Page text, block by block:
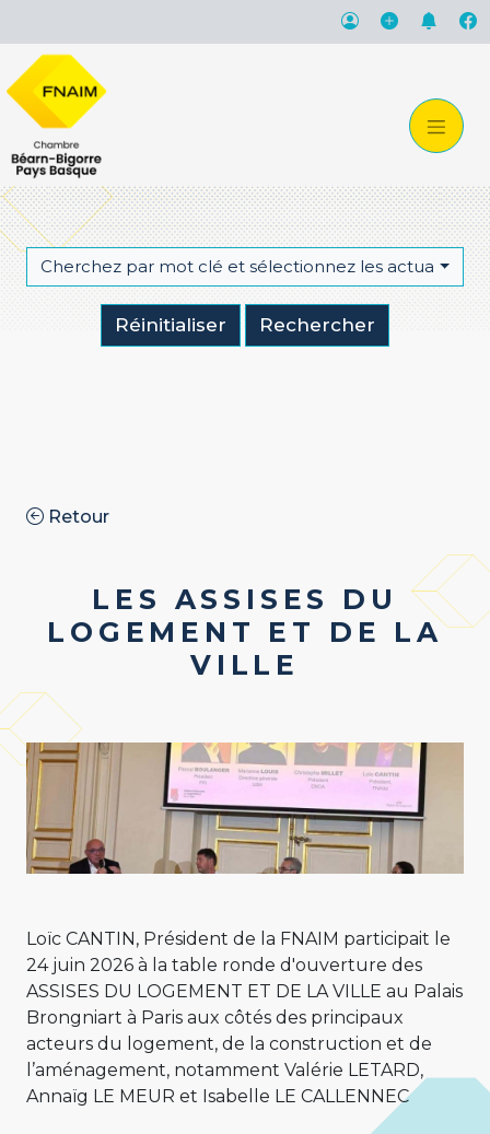
Cherchez par mot clé et sélectionnez les actualités
Réinitialiser Rechercher
Retour
LES ASSISES DU
LOGEMENT ET DE LA
VILLE
Loïc CANTIN, Président de la FNAIM participait le
24 juin 2026 à la table ronde d'ouverture des
ASSISES DU LOGEMENT ET DE LA VILLE au Palais
Brongniart à Paris aux côtés des principaux
acteurs du logement, de la construction et de
l’aménagement, notamment Valérie LETARD,
Annaïg LE MEUR et Isabelle LE CALLENNEC